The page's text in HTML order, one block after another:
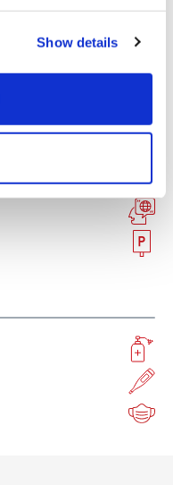
Show details